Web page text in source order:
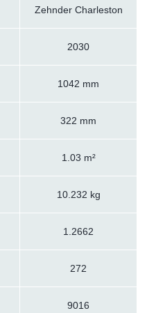
Zehnder Charleston
2030
1042 mm
322 mm
1.03 m²
10.232 kg
1.2662
272
9016